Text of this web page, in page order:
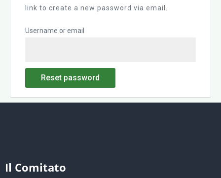
link to create a new password via email.
Username or email
Reset password
Il Comitato